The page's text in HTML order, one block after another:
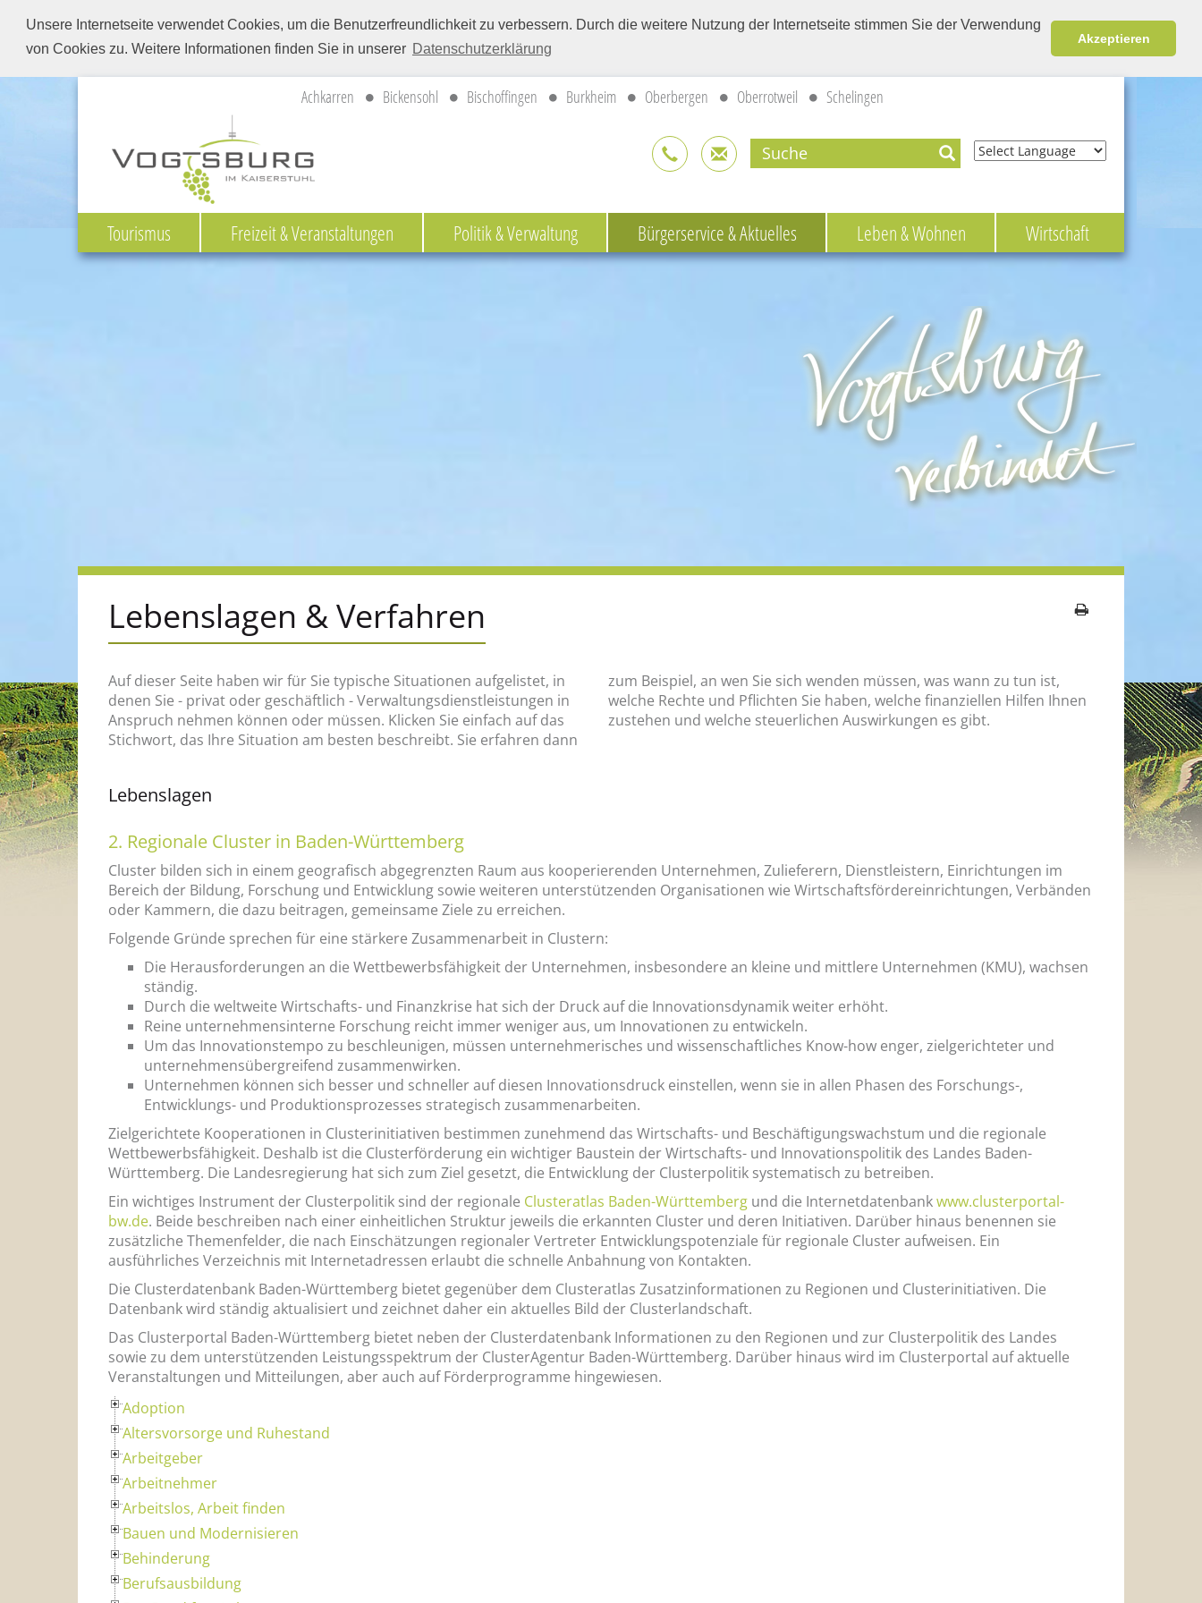
Unsere Internetseite verwendet Cookies, um die Benutzerfreundlichkeit zu verbessern. Durch die weitere Nutzung der Internetseite stimmen Sie der Verwendung
von Cookies zu. Weitere Informationen finden Sie in unserer Datenschutzerklärung
Akzeptieren
Achkarren Bickensohl Bischoffingen Burkheim Oberbergen Oberrotweil Schelingen
Tourismus Freizeit & Veranstaltungen Politik & Verwaltung Bürgerservice & Aktuelles Leben & Wohnen Wirtschaft
Lebenslagen & Verfahren
Auf dieser Seite haben wir für Sie typische Situationen aufgelistet, in
denen Sie - privat oder geschäftlich - Verwaltungsdienstleistungen in
Anspruch nehmen können oder müssen. Klicken Sie einfach auf das
Stichwort, das Ihre Situation am besten beschreibt. Sie erfahren dann
zum Beispiel, an wen Sie sich wenden müssen, was wann zu tun ist,
welche Rechte und Pflichten Sie haben, welche finanziellen Hilfen Ihnen
zustehen und welche steuerlichen Auswirkungen es gibt.
Lebenslagen
2. Regionale Cluster in Baden-Württemberg
Cluster bilden sich in einem geografisch abgegrenzten Raum aus kooperierenden Unternehmen, Zulieferern, Dienstleistern, Einrichtungen im
Bereich der Bildung, Forschung und Entwicklung sowie weiteren unterstützenden Organisationen wie Wirtschaftsfördereinrichtungen, Verbänden
oder Kammern, die dazu beitragen, gemeinsame Ziele zu erreichen.
Folgende Gründe sprechen für eine stärkere Zusammenarbeit in Clustern:
Die Herausforderungen an die Wettbewerbsfähigkeit der Unternehmen, insbesondere an kleine und mittlere Unternehmen (KMU), wachsen
ständig.
Durch die weltweite Wirtschafts- und Finanzkrise hat sich der Druck auf die Innovationsdynamik weiter erhöht.
Reine unternehmensinterne Forschung reicht immer weniger aus, um Innovationen zu entwickeln.
Um das Innovationstempo zu beschleunigen, müssen unternehmerisches und wissenschaftliches Know-how enger, zielgerichteter und
unternehmensübergreifend zusammenwirken.
Unternehmen können sich besser und schneller auf diesen Innovationsdruck einstellen, wenn sie in allen Phasen des Forschungs-,
Entwicklungs- und Produktionsprozesses strategisch zusammenarbeiten.
Zielgerichtete Kooperationen in Clusterinitiativen bestimmen zunehmend das Wirtschafts- und Beschäftigungswachstum und die regionale
Wettbewerbsfähigkeit. Deshalb ist die Clusterförderung ein wichtiger Baustein der Wirtschafts- und Innovationspolitik des Landes Baden-
Württemberg. Die Landesregierung hat sich zum Ziel gesetzt, die Entwicklung der Clusterpolitik systematisch zu betreiben.
Ein wichtiges Instrument der Clusterpolitik sind der regionale Clusteratlas Baden-Württemberg und die Internetdatenbankwww.clusterportal-
bw.de. Beide beschreiben nach einer einheitlichen Struktur jeweils die erkannten Cluster und deren Initiativen. Darüber hinaus benennen sie
zusätzliche Themenfelder, die nach Einschätzungen regionaler Vertreter Entwicklungspotenziale für regionale Cluster aufweisen. Ein
ausführliches Verzeichnis mit Internetadressen erlaubt die schnelle Anbahnung von Kontakten.
Die Clusterdatenbank Baden-Württemberg bietet gegenüber dem Clusteratlas Zusatzinformationen zu Regionen und Clusterinitiativen. Die
Datenbank wird ständig aktualisiert und zeichnet daher ein aktuelles Bild der Clusterlandschaft.
Das Clusterportal Baden-Württemberg bietet neben der Clusterdatenbank Informationen zu den Regionen und zur Clusterpolitik des Landes
sowie zu dem unterstützenden Leistungsspektrum der ClusterAgentur Baden-Württemberg. Darüber hinaus wird im Clusterportal auf aktuelle
Veranstaltungen und Mitteilungen, aber auch auf Förderprogramme hingewiesen.
Adoption
Altersvorsorge und Ruhestand
Arbeitgeber
Arbeitnehmer
Arbeitslos, Arbeit finden
Bauen und Modernisieren
Behinderung
Berufsausbildung